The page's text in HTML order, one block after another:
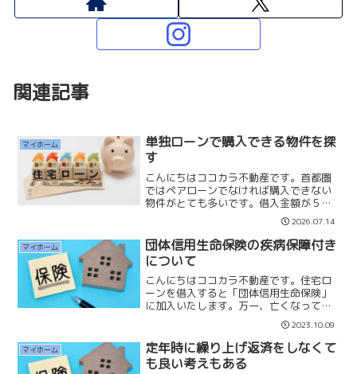
関連記事
マイホーム
単独ローンで購入できる物件を探
す
こんにちはココカラ不動産です。首都圏
ではペアローンでなければ購入できない
物件がとても多いです。借入金額が５千
万円を超えてくると単独ローンで購入す
るのはとても難しくなってきます。金融
機関にもよりますが、年収７００万円前
後で借入できる金額になり...
2026.07.14
マイホーム
団体信用生命保険の疾病保障付き
について
こんにちはココカラ不動産です。住宅ロ
ーンを借入すると「団体信用生命保険」
に加入いたします。万一、亡くなってし
まった場合に住宅ローンが残らない為の
ものです。現在は亡くなった時の保険だ
けではなく、「疾病保障付き」の団体信
用生命保険があります。疾...
2023.10.09
マイホーム
定年時に繰り上げ返済をしなくて
も良い考えもある